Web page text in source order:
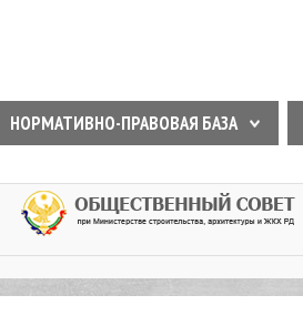
НОРМАТИВНО-ПРАВОВАЯ БАЗА